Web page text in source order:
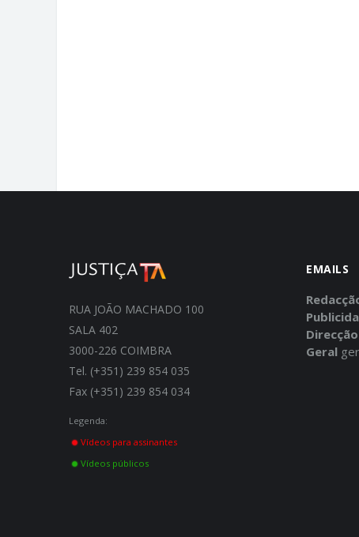
RUA JOÃO MACHADO 100
SALA 402
3000-226 COIMBRA
Tel. (+351) 239 854 035
Fax (+351) 239 854 034
Legenda:
Vídeos para assinantes
Vídeos públicos
EMAILS
Direcção
Geral